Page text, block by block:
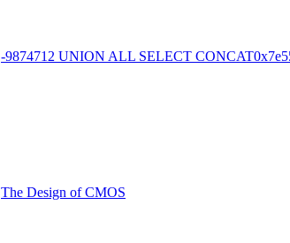
-9874712 UNION ALL SELECT
The Design of CMOS